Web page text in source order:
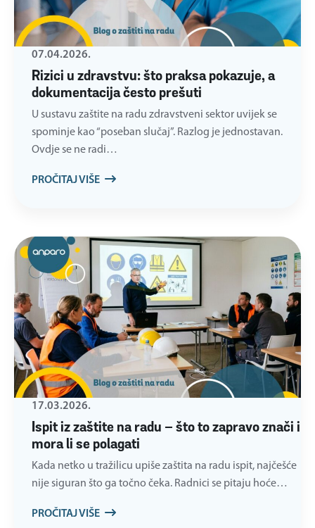
Rizici u zdravstvu: što praksa pokazuje, a
dokumentacija često prešuti
07.04.2026.
U sustavu zaštite na radu zdravstveni sektor uvijek se
spominje kao “poseban slučaj”. Razlog je jednostavan.
Ovdje se ne radi…
PROČITAJ VIŠE
Ispit iz zaštite na radu – što to zapravo znači i
mora li se polagati
17.03.2026.
Kada netko u tražilicu upiše zaštita na radu ispit, najčešće
nije siguran što ga točno čeka. Radnici se pitaju hoće…
PROČITAJ VIŠE